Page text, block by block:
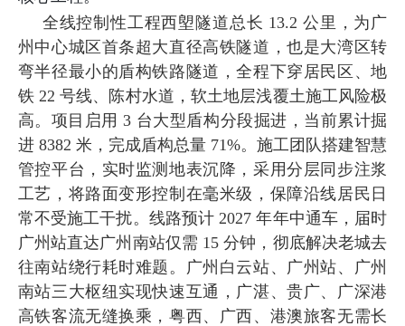
全线控制性工程西塱隧道总长 13.2 公里，为广
州中心城区首条超大直径高铁隧道，也是大湾区转
弯半径最小的盾构铁路隧道，全程下穿居民区、地
铁 22 号线、陈村水道，软土地层浅覆土施工风险极
高。项目启用 3 台大型盾构分段掘进，当前累计掘
进 8382 米，完成盾构总量 71%。施工团队搭建智慧
管控平台，实时监测地表沉降，采用分层同步注浆
工艺，将路面变形控制在毫米级，保障沿线居民日
常不受施工干扰。线路预计 2027 年年中通车，届时
广州站直达广州南站仅需 15 分钟，彻底解决老城去
往南站绕行耗时难题。广州白云站、广州站、广州
南站三大枢纽实现快速互通，广湛、贵广、广深港
高铁客流无缝换乘，粤西、广西、港澳旅客无需长